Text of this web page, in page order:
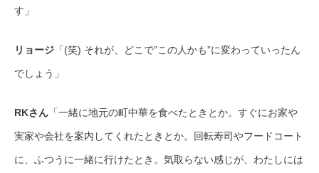
す」
リョージ 「(笑) それが、どこで”この人かも”に変わっていったん
でしょう」
RKさん 「一緒に地元の町中華を食べたときとか。すぐにお家や
実家や会社を案内してくれたときとか。回転寿司やフードコート
に、ふつうに一緒に行けたとき。気取らない感じが、わたしには